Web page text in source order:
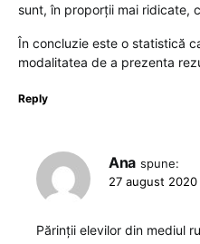
sunt, în proporții mai ridicate,
În concluzie este o statistică
modalitatea de a prezenta
Reply
Ana spune:
27 august 2020
Părinții elevilor din mediul